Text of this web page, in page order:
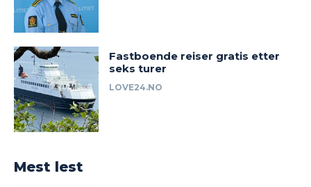
Fastboende reiser gratis etter
seks turer
LOVE24.NO
Mest lest